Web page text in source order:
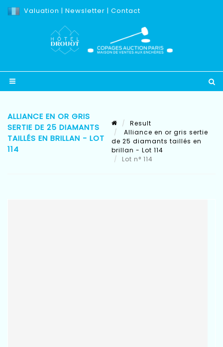
Valuation | Newsletter | Contact
ALLIANCE EN OR GRIS
SERTIE DE 25 DIAMANTS
TAILLÉS EN BRILLAN - LOT
114
Result
Alliance en or gris sertie
de 25 diamants taillés en
brillan - Lot 114
Lot n° 114